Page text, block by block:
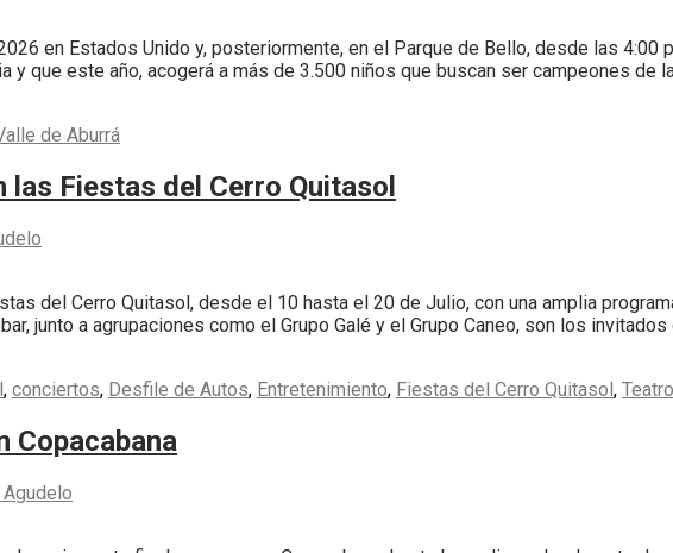
en Estados Unido y, posteriormente, en el Parque de Bello, desde las
y que este año, acogerá a más de 3.500 niños que buscan ser campeones de
de Aburrá
las Fiestas del Cerro Quitasol
del Cerro Quitasol, desde el 10 hasta el 20 de Julio, con una amplia
junto a agrupaciones como el Grupo Galé y el Grupo Caneo, son los
, conciertos, Desfile de Autos, Entretenimiento, Fiestas del Cerro Quitasol, Teatro
Copacabana